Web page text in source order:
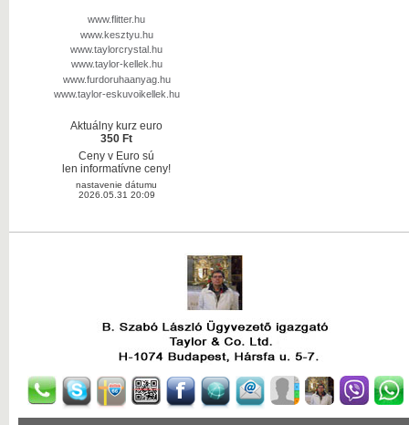
www.flitter.hu
www.kesztyu.hu
www.taylorcrystal.hu
www.taylor-kellek.hu
www.furdoruhaanyag.hu
www.taylor-eskuvoikellek.hu
Aktuálny kurz euro
350 Ft
Ceny v Euro sú
len informatívne ceny!
nastavenie dátumu
2026.05.31 20:09